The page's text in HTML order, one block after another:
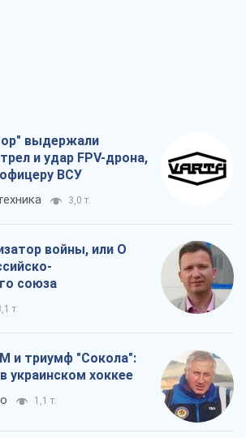
выдержали
и удар FPV-дрона,
ВСУ
3,0 т.
войны, или О
союза
т.
и триумф "Сокола":
украинском хоккее
1,1 т.